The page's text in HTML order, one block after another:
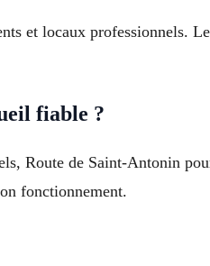
et locaux professionnels.
fiable ?
Route de Saint-Antonin
fonctionnement.